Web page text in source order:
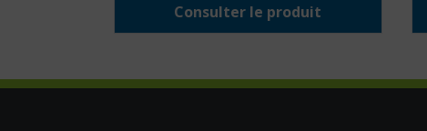
Consulter le produit